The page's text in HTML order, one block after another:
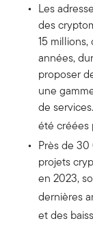
Les
des
15
années,
proposer
une
de
été créées
Près de
projets
en 2023,
dernières
et des